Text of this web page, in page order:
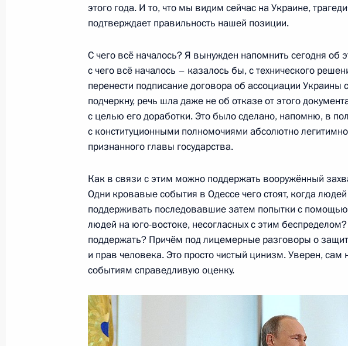
Встреча с военнослужащими Военно-Морского
26 июля 2026 года
Разделы сайта
Президента
России
События
Структура
Видео и фото
Контакты
Поиск
Для СМИ
Информационные
ресурсы
Президента России
Президент России
Текущий ресурс
Конституция России
Государственная
Президент России —
гражданам школьного
сетевые
MAX
ВКонтакте
YouTube
этого года. И то, что мы видим сейчас на Украине,
подтверждает правильность нашей позиции.
С чего всё началось? Я вынужден напомнить сегодня об
с чего всё началось – казалось бы, с технического
перенести подписание договора об ассоциации
подчеркну, речь шла даже не об отказе от этого
с целью его доработки. Это было сделано, напомню, в
с конституционными полномочиями абсолютно
признанного главы государства.
Как в связи с этим можно поддержать вооружённый
Одни кровавые события в Одессе чего стоят, когда
поддерживать последовавшие затем попытки с
людей на юго-востоке, несогласных с этим
поддержать? Причём под лицемерные разговоры о
и прав человека. Это просто чистый цинизм. Уверен,
событиям справедливую оценку.